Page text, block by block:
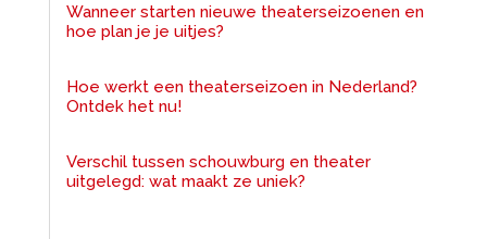
Wanneer starten nieuwe theaterseizoenen en
hoe plan je je uitjes?
Hoe werkt een theaterseizoen in Nederland?
Ontdek het nu!
Verschil tussen schouwburg en theater
uitgelegd: wat maakt ze uniek?